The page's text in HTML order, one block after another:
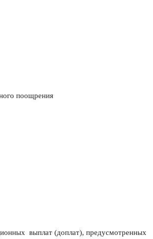
поощрения
выплат (доплат), предусмотренных